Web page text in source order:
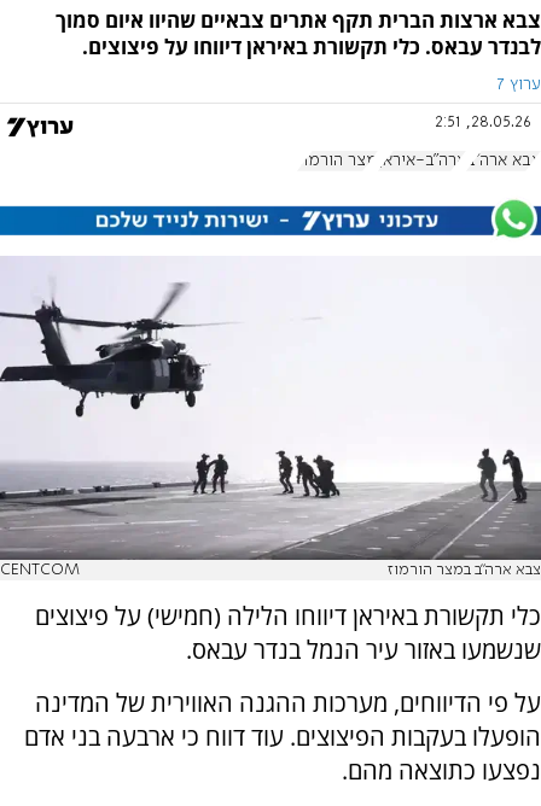
צבא ארצות הברית תקף אתרים צבאיים שהיוו איום סמוך
לבנדר עבאס. כלי תקשורת באיראן דיווחו על פיצוצים.
ערוץ 7
28.05.26, 2:51
צבא ארה"ב ארה"ב-איראן מצר הורמוז
צבא ארה"ב במצר הורמוז CENTCOM
כלי תקשורת באיראן דיווחו הלילה (חמישי) על פיצוצים
שנשמעו באזור עיר הנמל בנדר עבאס.
על פי הדיווחים, מערכות ההגנה האווירית של המדינה
הופעלו בעקבות הפיצוצים. עוד דווח כי ארבעה בני אדם
נפצעו כתוצאה מהם.